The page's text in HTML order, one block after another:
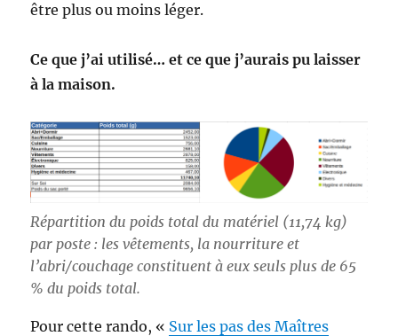
être plus ou moins léger.
Ce que j’ai utilisé… et ce que j’aurais pu laisser
à la maison.
Répartition du poids total du matériel (11,74 kg)
par poste : les vêtements, la nourriture et
l’abri/couchage constituent à eux seuls plus de 65
% du poids total.
Pour cette rando, « Sur les pas des Maîtres